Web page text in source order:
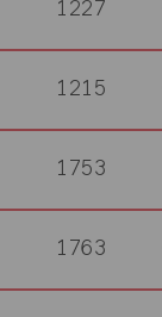
1227
1215
1753
1763